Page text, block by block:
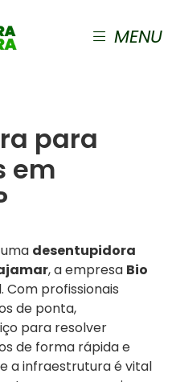
MENU
para
em
desentupidora
, a empresa Bio
Com profissionais
de ponta,
para resolver
de forma rápida e
a infraestrutura é vital